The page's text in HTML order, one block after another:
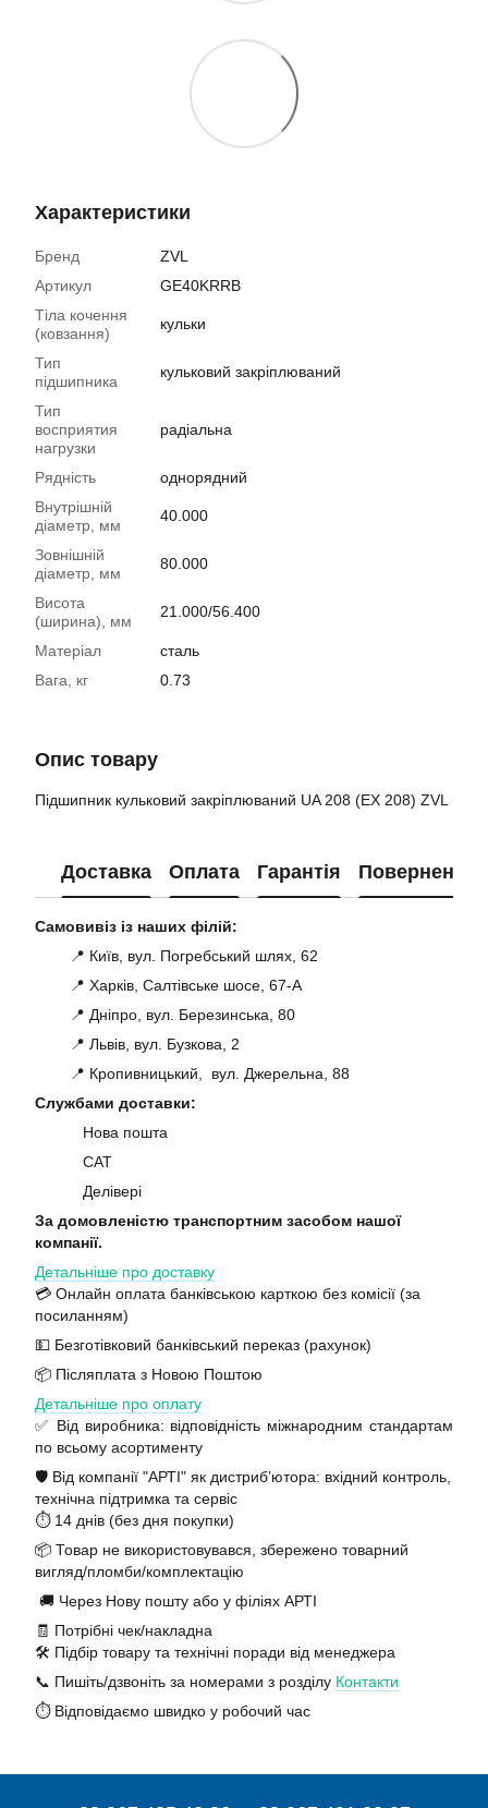
Характеристики
Бренд
ZVL
Артикул
GE40KRRB
Тіла кочення
(ковзання)
кульки
Тип
підшипника
кульковий закріплюваний
Тип
восприятия
нагрузки
радіальна
Рядність
однорядний
Внутрішній
діаметр, мм
40.000
Зовнішній
діаметр, мм
80.000
Висота
(ширина), мм
21.000/56.400
Матеріал
сталь
Вага, кг
0.73
Опис товару
Підшипник кульковий закріплюваний UA 208 (EX 208) ZVL
Доставка Оплата Гарантія Повернення
Самовивіз із наших філій:
📍 Київ, вул. Погребський шлях, 62
📍 Харків, Салтівське шосе, 67-А
📍 Дніпро, вул. Березинська, 80
📍 Львів, вул. Бузкова, 2
📍 Кропивницький, вул. Джерельна, 88
Службами доставки:
Нова пошта
САТ
Делівері
За домовленістю транспортним засобом нашої
компанії.
Детальніше про доставку
💳 Онлайн оплата банківською карткою без комісії (за
посиланням)
💵 Безготівковий банківський переказ (рахунок)
📦 Післяплата з Новою Поштою
Детальніше про оплату
✅ Від виробника: відповідність міжнародним стандартам
по всьому асортименту
🛡️ Від компанії "АРТІ" як дистриб’ютора: вхідний контроль,
технічна підтримка та сервіс
⏱️ 14 днів (без дня покупки)
📦 Товар не використовувався, збережено товарний
вигляд/пломби/комплектацію
🚚 Через Нову пошту або у філіях АРТІ
🧾 Потрібні чек/накладна
🛠️ Підбір товару та технічні поради від менеджера
📞 Пишіть/дзвоніть за номерами з розділу Контакти
⏱️ Відповідаємо швидко у робочий час